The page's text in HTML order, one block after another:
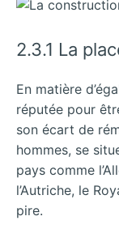
2.3.1 La
En matière
réputée pour
son écart de
hommes, se
pays comme
l’Autriche, le
pire.